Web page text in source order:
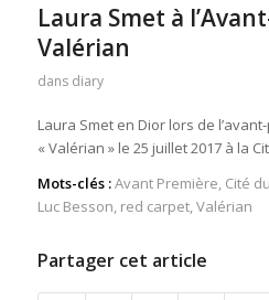
Laura Smet à
Valérian
dans diary
Laura Smet en Dior lors de
« Valérian » le 25 juillet 2017 à la
Mots-clés :Avant Première, Cité
Luc Besson, red carpet,Valérian
Partager cet article